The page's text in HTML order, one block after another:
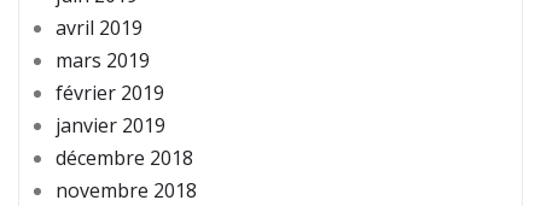
avril 2019
mars 2019
février 2019
janvier 2019
décembre 2018
novembre 2018